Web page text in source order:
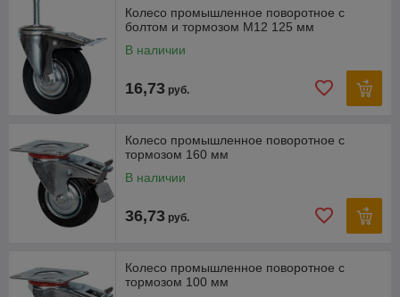
Колесо промышленное поворотное с
болтом и тормозом М12 125 мм
В наличии
16,73 руб.
Колесо промышленное поворотное с
тормозом 160 мм
В наличии
36,73 руб.
Колесо промышленное поворотное с
тормозом 100 мм